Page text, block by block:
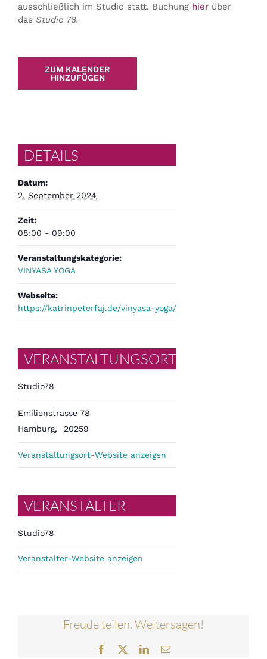
ausschließlich im Studio statt. Buchung hierüber
das Studio 78.
ZUM KALENDER
HINZUFÜGEN
DETAILS
Datum:
2. September 2024
Zeit:
08:00 - 09:00
Veranstaltungskategorie:
VINYASA YOGA
Webseite:
https://katrinpeterfaj.de/vinyasa-yoga/
VERANSTALTUNGSORT
Studio78
Emilienstrasse 78
Hamburg, 20259
Veranstaltungsort-Website anzeigen
VERANSTALTER
Studio78
Veranstalter-Website anzeigen
Freude teilen. Weitersagen!
Facebook
TwitterLinkedIn
E-